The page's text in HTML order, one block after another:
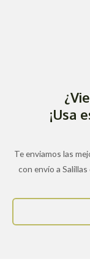
¡Usa
Te enviamos las
con envío a